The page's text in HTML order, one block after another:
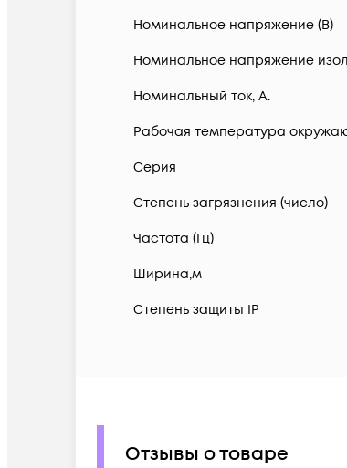
Номинальное напряжение (В)
Номинальное напряжение
Номинальный ток, А.
Рабочая температура
Серия
Степень загрязнения (число)
Частота (Гц)
Ширина,м
Степень защиты IP
Отзывы о товаре